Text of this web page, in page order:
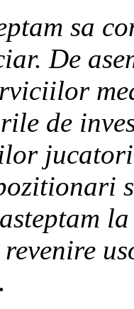
sa
De
de